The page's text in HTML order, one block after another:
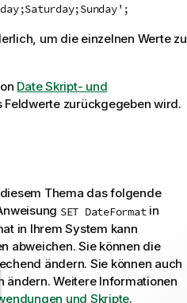
um die einzelnen Werte zu
Date Skript- und
zurückgegeben wird.
Thema das folgende
SET DateFormatin
in Ihrem System kann
abweichen. Sie können die
ändern. Sie können auch
ändern. Weitere Informationen
und Skripte.